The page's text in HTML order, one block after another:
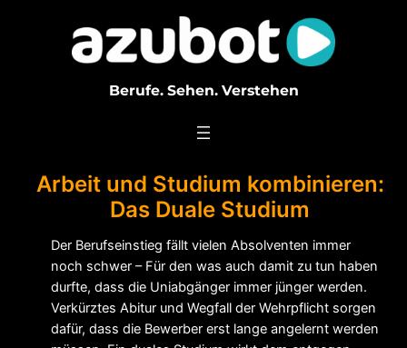
Berufe. Sehen. Verstehen
Arbeit und Studium kombinieren:
Das Duale Studium
Der Berufseinstieg fällt vielen Absolventen immer
noch schwer – Für den was auch damit zu tun haben
durfte, dass die Uniabgänger immer jünger werden.
Verkürztes Abitur und Wegfall der Wehrpflicht sorgen
dafür, dass die Bewerber erst lange angelernt werden